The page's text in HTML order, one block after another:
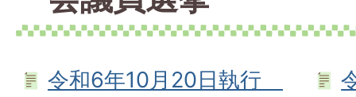
令和6年10月20日執行